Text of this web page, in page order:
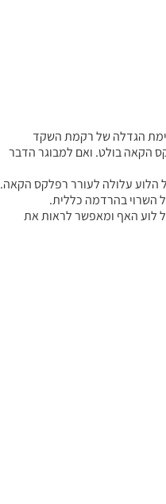
הגדלה של רקמת השקד
הקאה בולט. ואם למבוגר הדבר
הלוע עלולה לעורר רפלקס הקאה.
השרוי בהרדמה כללית.
לוע האף ומאפשר לראות את